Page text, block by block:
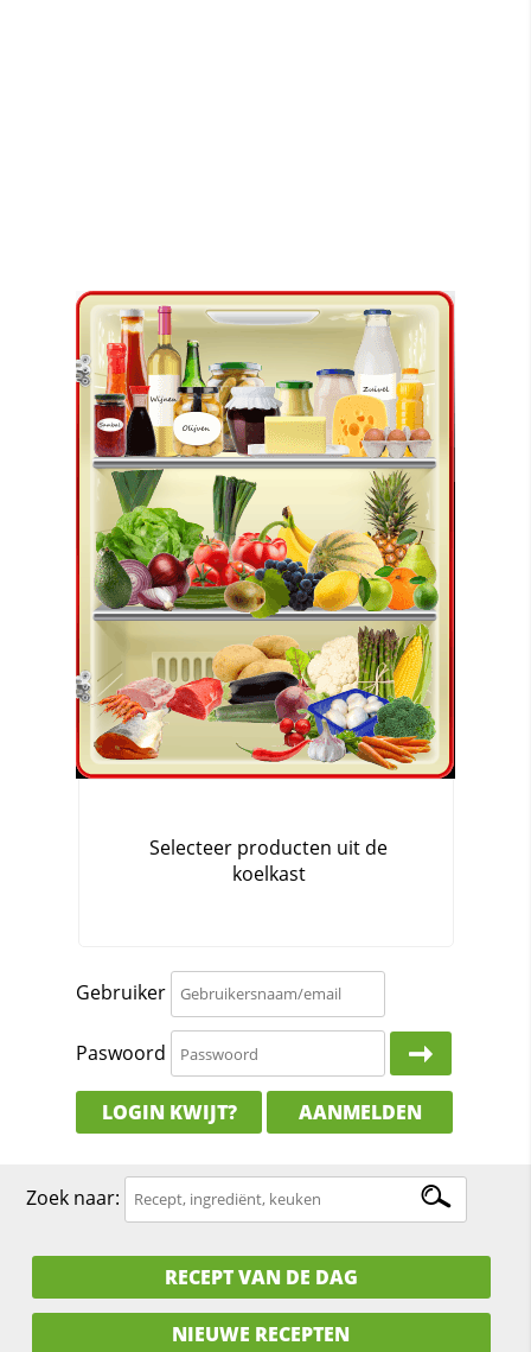
Gebruiker
Paswoord
LOGIN KWIJT? AANMELDEN
Zoek naar:
RECEPT VAN DE DAG
NIEUWE RECEPTEN